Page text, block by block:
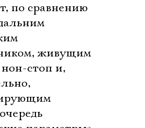
по сравнению
живущим
стоп и,